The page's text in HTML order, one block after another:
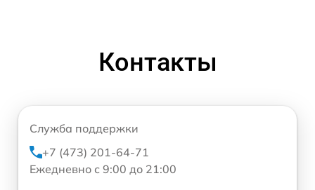
Контакты
Служба поддержки
+7 (473) 201-64-71
Ежедневно с 9:00 до 21:00